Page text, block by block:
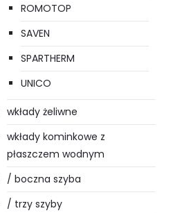
ROMOTOP
SAVEN
SPARTHERM
UNICO
wkłady żeliwne
wkłady kominkowe z
płaszczem wodnym
/ boczna szyba
/ trzy szyby